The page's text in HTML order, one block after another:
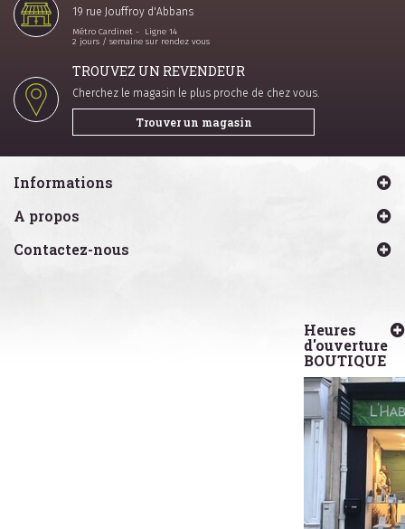
19 rue Jouffroy d'Abbans
Métro Cardinet - Ligne 14
2 jours / semaine sur rendez vous
TROUVEZ UN REVENDEUR
Cherchez le magasin le plus proche de chez vous.
Trouver un magasin
Informations
A propos
Contactez-nous
Heures
d'ouverture
BOUTIQUE